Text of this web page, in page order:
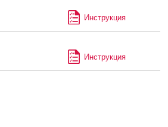
Инструкция
Инструкция